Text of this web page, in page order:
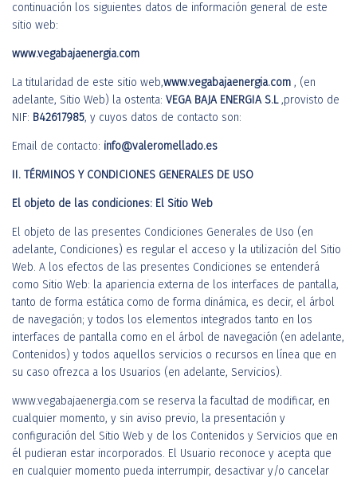
continuación los siguientes datos de información general de este
sitio web:
www.vegabajaenergia.com
La titularidad de este sitio web,www.vegabajaenergia.com , (en
adelante, Sitio Web) la ostenta: VEGA BAJA ENERGIA S.L,provisto de
NIF: B42617985, y cuyos datos de contacto son:
Email de contacto: info@valeromellado.es
II. TÉRMINOS Y CONDICIONES GENERALES DE USO
El objeto de las condiciones: El Sitio Web
El objeto de las presentes Condiciones Generales de Uso (en
adelante, Condiciones) es regular el acceso y la utilización del Sitio
Web. A los efectos de las presentes Condiciones se entenderá
como Sitio Web: la apariencia externa de los interfaces de pantalla,
tanto de forma estática como de forma dinámica, es decir, el árbol
de navegación; y todos los elementos integrados tanto en los
interfaces de pantalla como en el árbol de navegación (en adelante,
Contenidos) y todos aquellos servicios o recursos en línea que en
su caso ofrezca a los Usuarios (en adelante, Servicios).
www.vegabajaenergia.com se reserva la facultad de modificar, en
cualquier momento, y sin aviso previo, la presentación y
configuración del Sitio Web y de los Contenidos y Servicios que en
él pudieran estar incorporados. El Usuario reconoce y acepta que
en cualquier momento pueda interrumpir, desactivar y/o cancelar